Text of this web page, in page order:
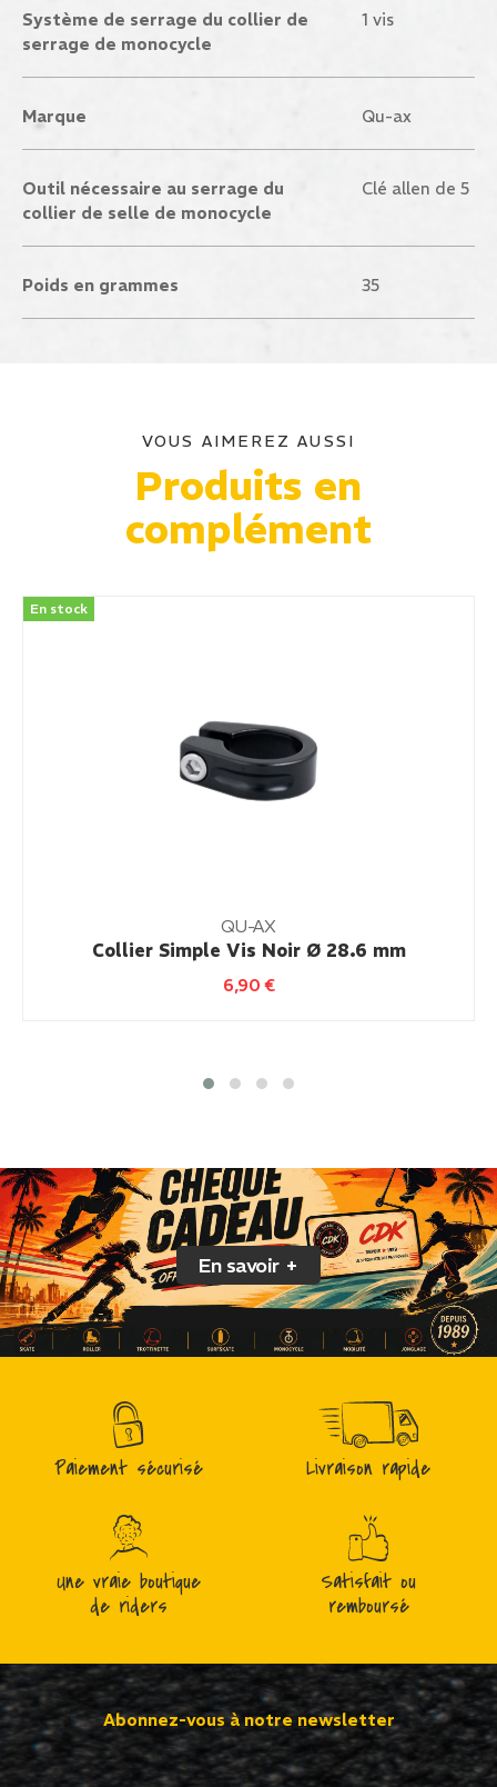
Système de serrage du collier de
serrage de monocycle
1 vis
Marque Qu-ax
Outil nécessaire au serrage du
collier de selle de monocycle
Clé allen de 5
Poids en grammes 35
VOUS AIMEREZ AUSSI
Produits en
complément
En stock
QU-AX
Collier Simple Vis Noir Ø 28.6 mm
6,90€
En savoir +
Paiement sécurisé Livraison rapide
Une vraie boutique
de riders
Satisfait ou
remboursé
Abonnez-vous à notre newsletter